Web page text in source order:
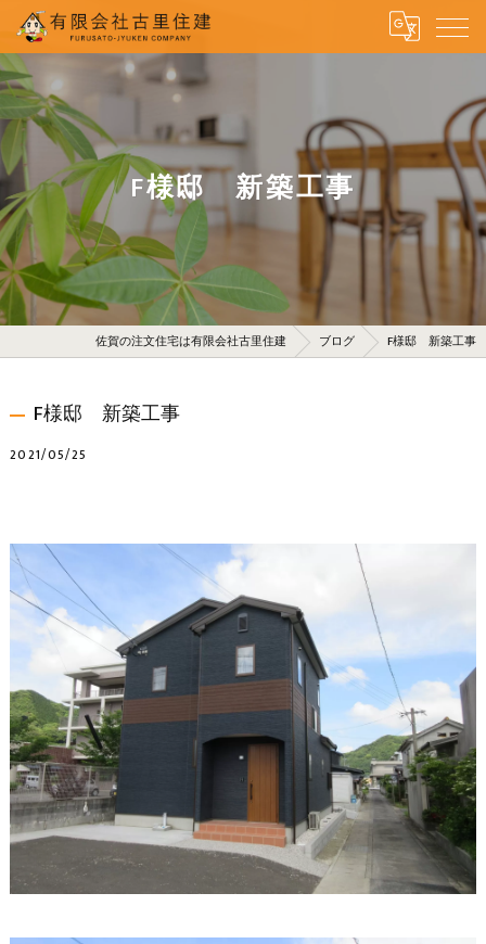
F様邸 新築工事
佐賀の注文住宅は有限会社古里住建 ブログ F様邸 新築工事
F様邸 新築工事
2021/05/25